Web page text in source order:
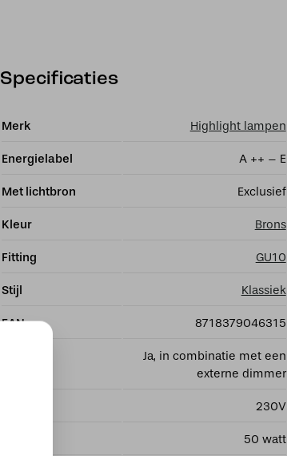
Specificaties
Merk Highlight lampen
Energielabel A ++ – E
Met lichtbron Exclusief
Kleur Brons
Fitting GU10
Stijl Klassiek
EAN 8718379046315
Ja, in combinatie met een
externe dimmer
230V
50 watt